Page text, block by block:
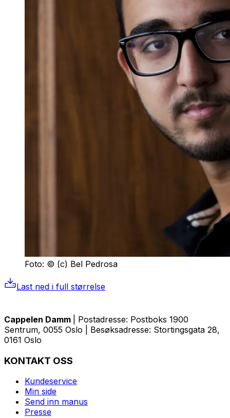
Foto: © (c) Bel Pedrosa
Last ned i full størrelse
Cappelen Damm
| Postadresse: Postboks 1900
Sentrum, 0055 Oslo | Besøksadresse: Stortingsgata 28,
0161 Oslo
KONTAKT OSS
Kundeservice
Min side
Send inn manus
Presse